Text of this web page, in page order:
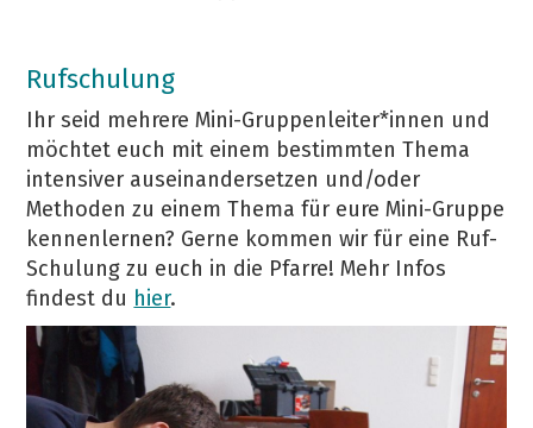
Rufschulung
Ihr seid mehrere Mini-Gruppenleiter*innen und
möchtet euch mit einem bestimmten Thema
intensiver auseinandersetzen und/oder
Methoden zu einem Thema für eure Mini-Gruppe
kennenlernen? Gerne kommen wir für eine Ruf-
Schulung zu euch in die Pfarre! Mehr Infos
findest du hier.